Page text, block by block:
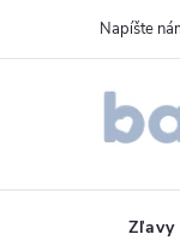
Napíšte
Zľavy